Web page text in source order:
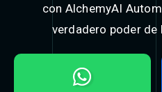
con AlchemyAI
verdadero poder